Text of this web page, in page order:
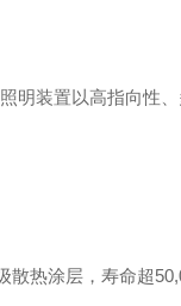
装置以高指向性
热涂层，寿命超